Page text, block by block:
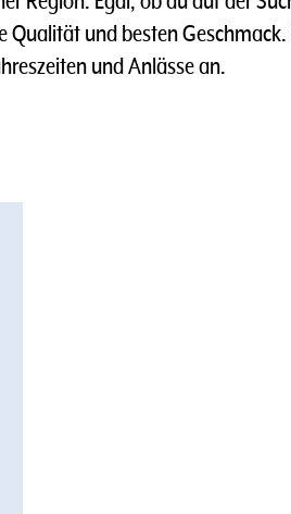
und besten
und Anlässe an.